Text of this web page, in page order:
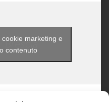
Bresciamarketing e
contenuto